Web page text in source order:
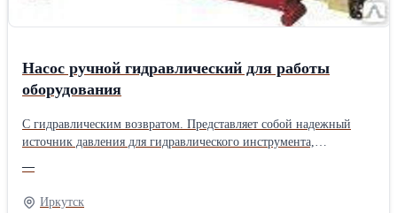
Насос ручной гидравлический для работы
оборудования
С гидравлическим возвратом. Представляет собой надежный
источник давления для гидравлического инструмента,
—
Иркутск